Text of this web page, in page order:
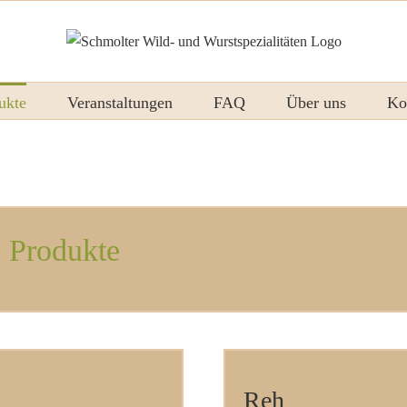
Veranstaltungen FAQ Über uns
Produkte
Reh